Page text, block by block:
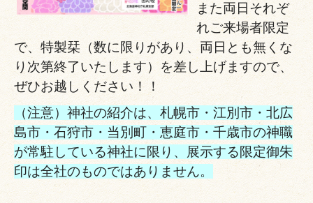
また両日それぞ
れご来場者限定
で、特製栞（数に限りがあり、両日とも無くな
り次第終了いたします）を差し上げますので、
ぜひお越しください！！
（注意）神社の紹介は、札幌市・江別市・北広
島市・石狩市・当別町・恵庭市・千歳市の神職
が常駐している神社に限り、展示する限定御朱
印は全社のものではありません。